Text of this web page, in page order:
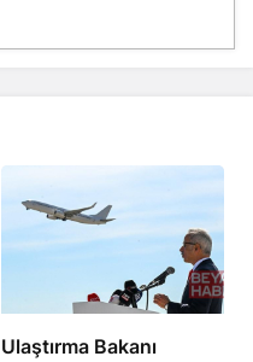
Ulaştırma Bakanı